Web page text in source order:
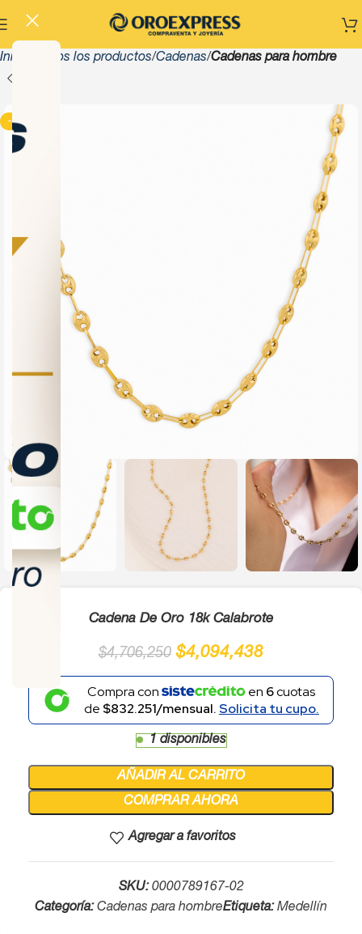
Inicio Todos los productos Cadenas Cadenas para hombre
-13%
Cadena De Oro 18k Calabrote
$4,706,250 $4,094,438
Compra con en 6cuotas
de $832.251/mensual.Solicita tu cupo.
1 disponibles
AÑADIR AL CARRITO
COMPRAR AHORA
Agregar a favoritos
SKU:0000789167-02
Categoría: Cadenas para hombreEtiqueta: Medellín